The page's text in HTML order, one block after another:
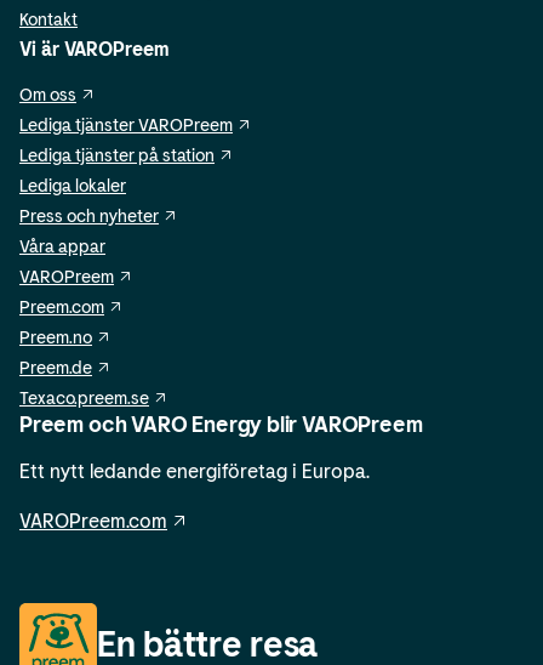
Kontakt
Vi är VAROPreem
Om oss
Lediga tjänster VAROPreem
Lediga tjänster på station
Lediga lokaler
Press och nyheter
Våra appar
VAROPreem
Preem.com
Preem.no
Preem.de
Texaco.preem.se
Preem och VARO Energy blir VAROPreem
Ett nytt ledande energiföretag i Europa.
VAROPreem.com
En bättre resa